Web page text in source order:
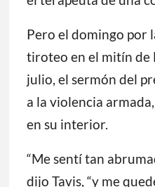
él quien interceptara
que irrumpiera en la
Emily Tavis, que
pierna, encontró
el terapeuta de una
tiroteo en el mitín de